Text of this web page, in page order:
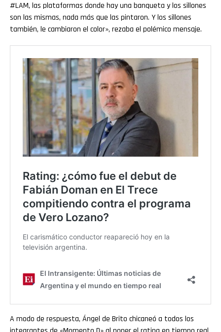
#LAM, las plataformas donde hay una banqueta y los sillones
son las mismas, nada más que las pintaron. Y los sillones
también, le cambiaron el color», rezaba el polémico mensaje.
A modo de respuesta, Ángel de Brito chicaneó a todos los